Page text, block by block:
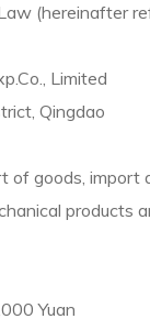
(hereinafter
Limited
Qingdao
goods,
Yuan